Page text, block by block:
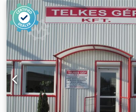
висококачествена, но достъпна
метали за вашето производство?
вашата? За повече информация или
посетете нашия уебсайт.